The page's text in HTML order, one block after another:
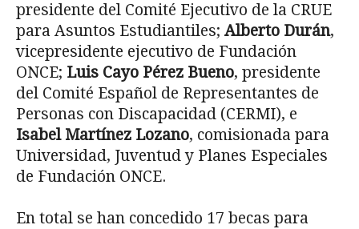
presidente del Comité Ejecutivo de la CRUE
para Asuntos Estudiantiles; Alberto Durán,
vicepresidente ejecutivo de Fundación
ONCE; Luis Cayo Pérez Bueno, presidente
del Comité Español de Representantes de
Personas con Discapacidad (CERMI), e
Isabel Martínez Lozano, comisionada para
Universidad, Juventud y Planes Especiales
de Fundación ONCE.
En total se han concedido 17 becas para